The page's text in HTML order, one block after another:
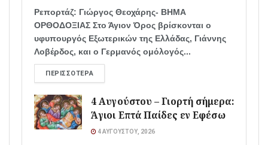
Ρεπορτάζ: Γιώργος Θεοχάρης- ΒΗΜΑ
ΟΡΘΟΔΟΞΙΑΣ Στο Άγιον Όρος βρίσκονται ο
υφυπουργός Εξωτερικών της Ελλάδας, Γιάννης
Λοβέρδος, και ο Γερμανός ομόλογός...
ΠΕΡΙΣΣΌΤΕΡΑ
4 Αυγούστου – Γιορτή σήμερα:
Άγιοι Επτά Παίδες εν Εφέσω
4 ΑΥΓΟΎΣΤΟΥ, 2026